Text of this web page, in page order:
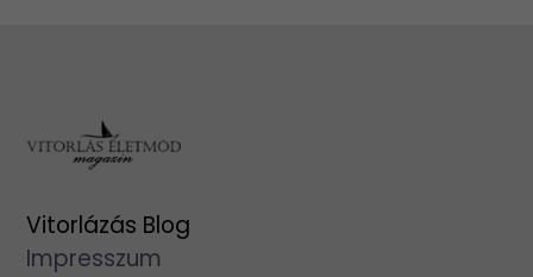
Vitorlázás Blog
Impresszum